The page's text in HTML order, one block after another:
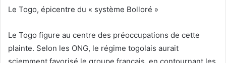
Le Togo, épicentre du « système Bolloré »
Le Togo figure au centre des préoccupations de cette
plainte. Selon les ONG, le régime togolais aurait